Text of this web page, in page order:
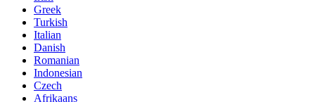
Greek
Turkish
Italian
Danish
Romanian
Indonesian
Czech
Afrikaans